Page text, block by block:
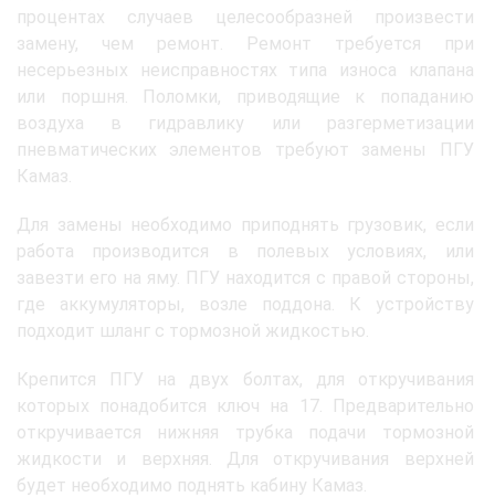
процентах случаев целесообразней произвести
замену, чем ремонт. Ремонт требуется при
несерьезных неисправностях типа износа клапана
или поршня. Поломки, приводящие к попаданию
воздуха в гидравлику или разгерметизации
пневматических элементов требуют замены ПГУ
Камаз.
Для замены необходимо приподнять грузовик, если
работа производится в полевых условиях, или
завезти его на яму. ПГУ находится с правой стороны,
где аккумуляторы, возле поддона. К устройству
подходит шланг с тормозной жидкостью.
Крепится ПГУ на двух болтах, для откручивания
которых понадобится ключ на 17. Предварительно
откручивается нижняя трубка подачи тормозной
жидкости и верхняя. Для откручивания верхней
будет необходимо поднять кабину Камаз.